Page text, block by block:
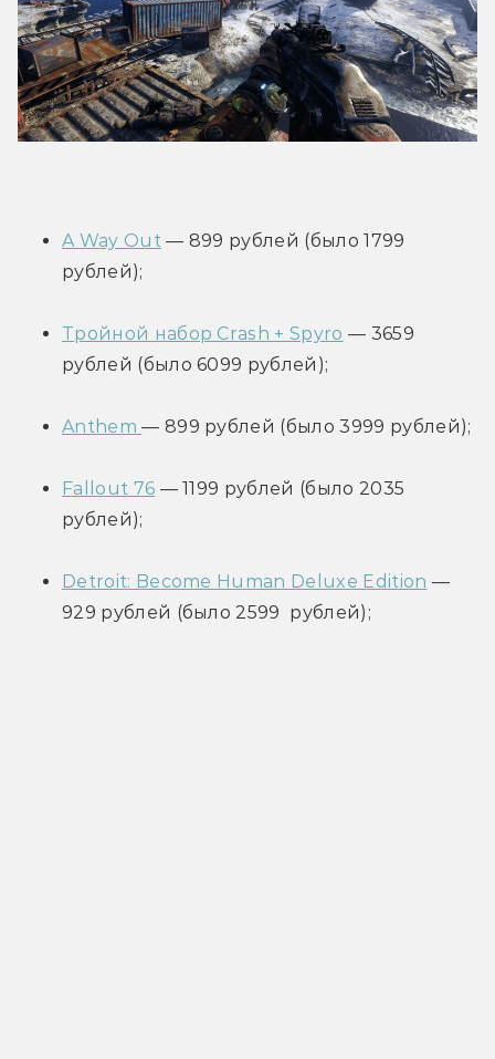
A Way Out — 899 рублей (было 1799
рублей);
Тройной набор Crash + Spyro — 3659
рублей (было 6099 рублей);
Anthem — 899 рублей (было 3999 рублей);
Fallout 76 — 1199 рублей (было 2035
рублей);
Detroit: Become Human Deluxe Edition —
929 рублей (было 2599  рублей);